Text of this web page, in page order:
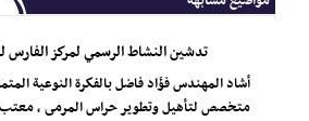
تدشين النشاط الرسمي لمركز الفارس
أشاد المهندس فؤاد فاضل بالفكرة النوعية
متخصص لتأهيل وتطوير حراس المرمى ،